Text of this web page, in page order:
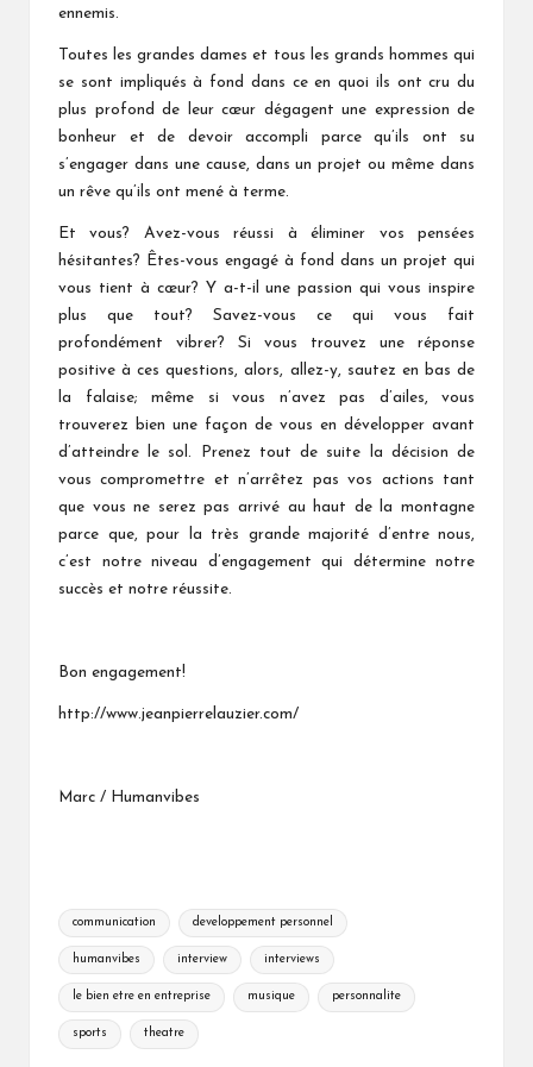
ennemis.
Toutes les grandes dames et tous les grands hommes qui
se sont impliqués à fond dans ce en quoi ils ont cru du
plus profond de leur cœur dégagent une expression de
bonheur et de devoir accompli parce qu’ils ont su
s’engager dans une cause, dans un projet ou même dans
un rêve qu’ils ont mené à terme.
Et vous? Avez-vous réussi à éliminer vos pensées
hésitantes? Êtes-vous engagé à fond dans un projet qui
vous tient à cœur? Y a-t-il une passion qui vous inspire
plus que tout? Savez-vous ce qui vous fait
profondément vibrer? Si vous trouvez une réponse
positive à ces questions, alors, allez-y, sautez en bas de
la falaise; même si vous n’avez pas d’ailes, vous
trouverez bien une façon de vous en développer avant
d’atteindre le sol. Prenez tout de suite la décision de
vous compromettre et n’arrêtez pas vos actions tant
que vous ne serez pas arrivé au haut de la montagne
parce que, pour la très grande majorité d’entre nous,
c’est notre niveau d’engagement qui détermine notre
succès et notre réussite.
Bon engagement!
http://www.jeanpierrelauzier.com/
Marc / Humanvibes
Tags:
communication developpement personnel
humanvibes interview interviews
le bien etre en entreprise musique personnalite
sports theatre